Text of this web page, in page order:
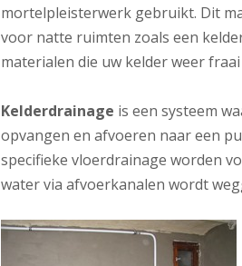
mortelpleisterwerk gebruikt. Dit
voor natte ruimten zoals een
materialen die uw kelder weer
Kelderdrainage is een systeem
opvangen en afvoeren naar een
specifieke vloerdrainage worden
water via afvoerkanalen wordt